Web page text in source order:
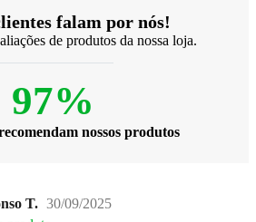
falam por nós!
de produtos da nossa loja.
97%
nossos produtos
T. 30/09/2025